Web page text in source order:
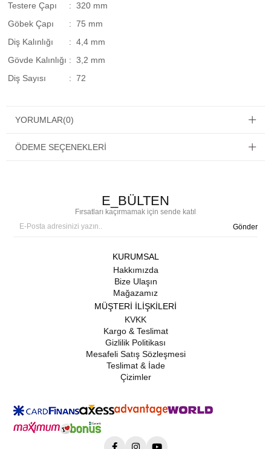
Testere Çapı
: 320 mm
Göbek Çapı
: 75 mm
Diş Kalınlığı
: 4,4 mm
Gövde Kalınlığı : 3,2 mm
Diş Sayısı
: 72
YORUMLAR(0)
ÖDEME SEÇENEKLERI
E_BÜLTEN
Fırsatları kaçırmamak için sende katıl
Gönder
KURUMSAL
Hakkımızda
Bize Ulaşın
Mağazamız
MÜŞTERİ İLİŞKİLERİ
KVKK
Kargo & Teslimat
Gizlilik Politikası
Mesafeli Satış Sözleşmesi
Teslimat & İade
Çizimler